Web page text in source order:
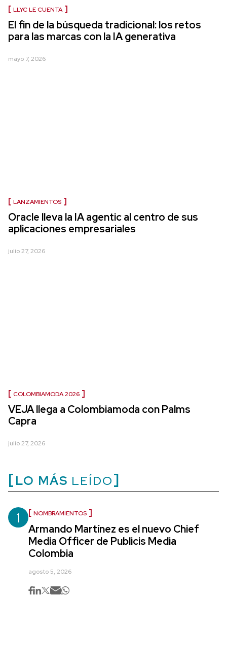
LLYC LE CUENTA
El fin de la búsqueda tradicional: los retos
para las marcas con la IA generativa
mayo 7, 2026
LANZAMIENTOS
Oracle lleva la IA agentic al centro de sus
aplicaciones empresariales
julio 27, 2026
COLOMBIAMODA 2026
VEJA llega a Colombiamoda con Palms
Capra
julio 27, 2026
LO MÁS LEÍDO
1 NOMBRAMIENTOS
Armando Martínez es el nuevo Chief
Media Officer de Publicis Media
Colombia
agosto 5, 2026